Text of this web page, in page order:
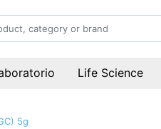
Life Science
5g